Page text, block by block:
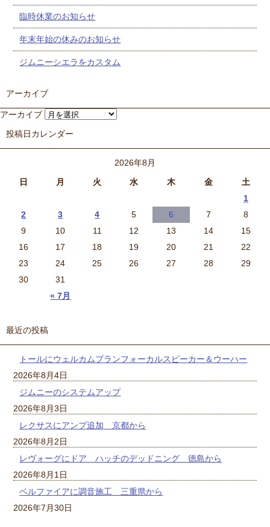
臨時休業のお知らせ
年末年始の休みのお知らせ
ジムニーシエラをカスタム
アーカイブ
アーカイブ
投稿日カレンダー
2026年8月
日
月 火 水 木 金 土
« 7月
1
2
3 4 5 6 7
8
9
10 11 12 13 14
15
16
17 18 19 20 21
22
23
24 25 26 27 28
29
30
31
最近の投稿
トールにウェルカムプランフォーカルスピーカー＆ウーハー
2026年8月4日
ジムニーのシステムアップ
2026年8月3日
レクサスにアンプ追加 京都から
2026年8月2日
レヴォーグにドア ハッチのデッドニング 徳島から
2026年8月1日
ベルファイアに調音施工 三重県から
2026年7月30日